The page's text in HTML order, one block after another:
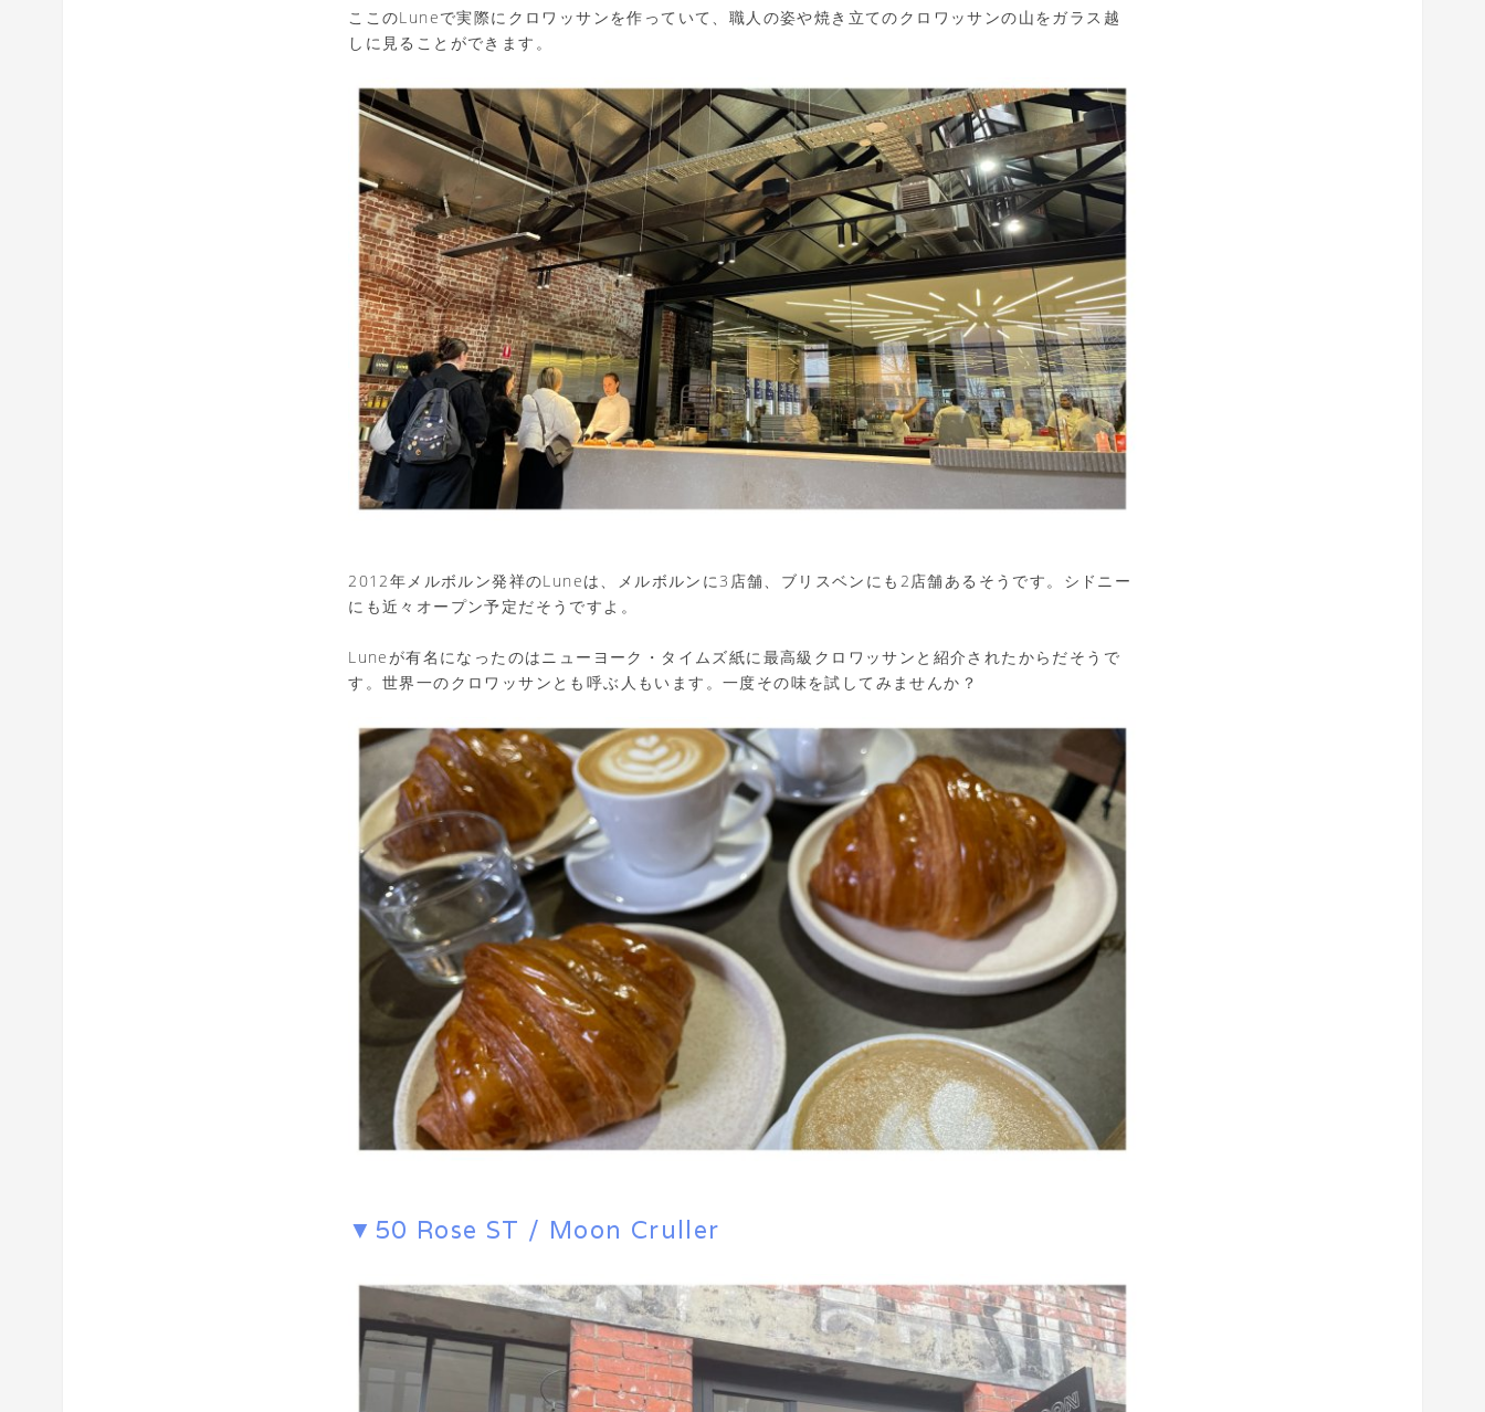
ここのLuneで実際にクロワッサンを作っていて、職人の姿や焼き立てのクロワッサンの山をガラス越
しに見ることができます。
2012年メルボルン発祥のLuneは、メルボルンに3店舗、ブリスベンにも2店舗あるそうです。シドニー
にも近々オープン予定だそうですよ。
Luneが有名になったのはニューヨーク・タイムズ紙に最高級クロワッサンと紹介されたからだそうで
す。世界一のクロワッサンとも呼ぶ人もいます。一度その味を試してみませんか？
▼50 Rose ST / Moon Cruller